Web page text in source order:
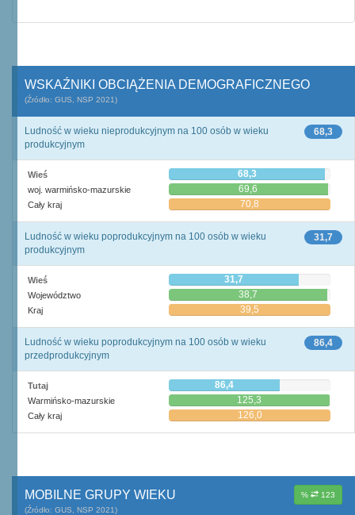
WSKAŹNIKI OBCIĄŻENIA DEMOGRAFICZNEGO
(Źródło: GUS, NSP 2021)
68,3
Ludność w wieku nieprodukcyjnym na 100 osób w wieku
produkcyjnym
Wieś 68,3
woj. warmińsko-mazurskie 69,6
Cały kraj 70,8
31,7
Ludność w wieku poprodukcyjnym na 100 osób w wieku
produkcyjnym
Wieś 31,7
Województwo 38,7
Kraj 39,5
86,4
Ludność w wieku poprodukcyjnym na 100 osób w wieku
przedprodukcyjnym
Tutaj 86,4
Warmińsko-mazurskie 125,3
Cały kraj 126,0
% 123
MOBILNE GRUPY WIEKU
(Źródło: GUS, NSP 2021)